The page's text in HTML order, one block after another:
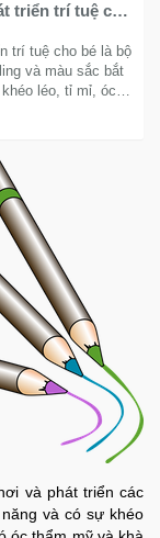
triển trí tuệ cho
trí tuệ cho bé là bộ
và màu sắc bắt
léo, tỉ mỉ, óc
và phát triển các
và có sự khéo